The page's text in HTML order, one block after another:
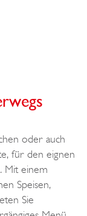
oder auch
für den eignen
Mit einem
Speisen,
Sie